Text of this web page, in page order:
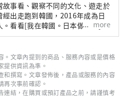
故事看、觀察不同的文化、遊走於
經出走跑到韓國，2016年成為日
。看看[我在韓國。日本做什麼]吧
more
。文章內提到的商品、服務內容或是價格
提供資訊為準。
和撰寫。文章發佈後，產品或服務的內容
再次事前確認。
連結，在購買或預訂產品之前，請謹慎考